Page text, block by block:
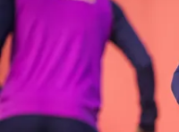
Primer equipo
Femenino
plusicon
más
Actualidad
Barça Atlètic
plusicon
más